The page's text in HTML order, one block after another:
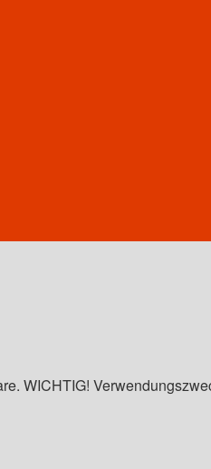
WICHTIG!